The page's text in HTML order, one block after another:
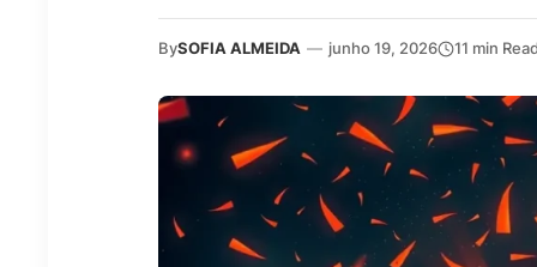
BySOFIA ALMEIDA — junho 19, 2026 11 min